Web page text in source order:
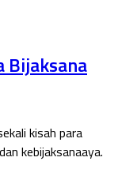
Bijaksana
kisah para
kebijaksanaaya.